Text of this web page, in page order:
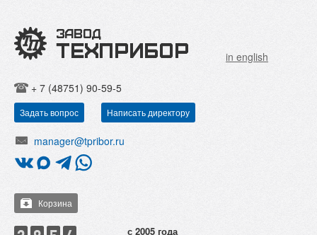
in english
+ 7 (48751) 90-59-5
Задать вопрос Написать директору
manager@tpribor.ru
Корзина